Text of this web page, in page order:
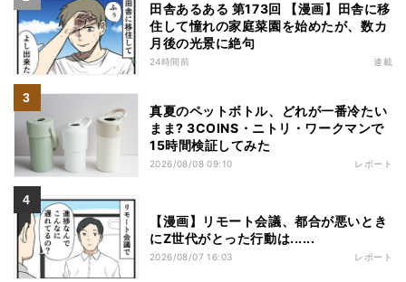
田舎あるある 第173回 【漫画】田舎に移
住して憧れの家庭菜園を始めたが、数カ
月後の光景に絶句
24時間前 連載
真夏のペットボトル、どれが一番冷たい
まま? 3COINS・ニトリ・ワークマンで
15時間検証してみた
2026/08/08 09:10 レポート
【漫画】リモート会議、都合が悪いとき
にZ世代がとった行動は......
2026/08/07 16:03 レポート